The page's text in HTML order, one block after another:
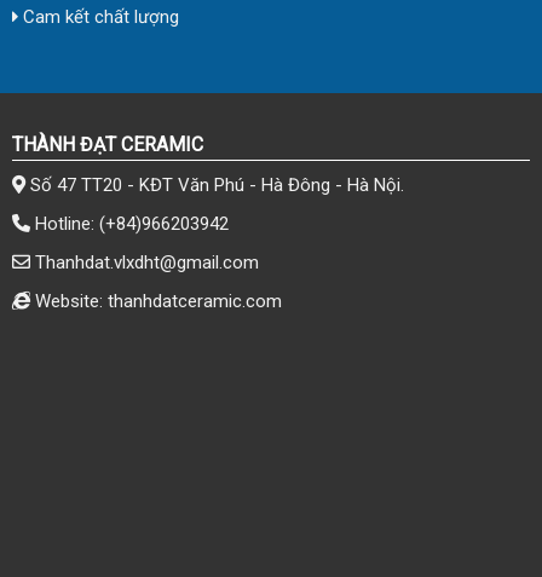
Cam kết chất lượng
THÀNH ĐẠT CERAMIC
Số 47 TT20 - KĐT Văn Phú - Hà Đông - Hà Nội.
Hotline: (+84)966203942
Thanhdat.vlxdht@gmail.com
Website: thanhdatceramic.com